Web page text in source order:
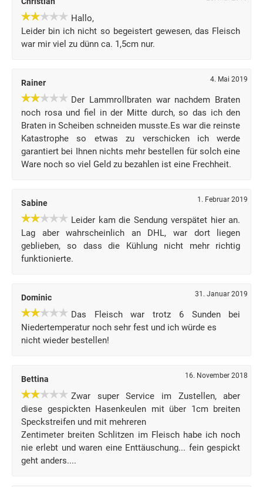
Hallo,
Leider bin ich nicht so begeistert gewesen, das Fleisch
war mir viel zu dünn ca. 1,5cm nur.
Rainer 4. Mai 2019
Der Lammrollbraten war nachdem Braten
noch rosa und fiel in der Mitte durch, so das ich den
Braten in Scheiben schneiden musste.Es war die reinste
Katastrophe so etwas zu verschicken ich werde
garantiert bei Ihnen nichts mehr bestellen für solch eine
Ware noch so viel Geld zu bezahlen ist eine Frechheit.
Sabine 1. Februar 2019
Leider kam die Sendung verspätet hier an.
Lag aber wahrscheinlich an DHL, war dort liegen
geblieben, so dass die Kühlung nicht mehr richtig
funktionierte.
Dominic 31. Januar 2019
Das Fleisch war trotz 6 Sunden bei
Niedertemperatur noch sehr fest und ich würde es
nicht wieder bestellen!
Bettina 16. November 2018
Zwar super Service im Zustellen, aber
diese gespickten Hasenkeulen mit über 1cm breiten
Speckstreifen und mit mehreren
Zentimeter breiten Schlitzen im Fleisch habe ich noch
nie erlebt und waren eine Enttäuschung... fein gespickt
geht anders....